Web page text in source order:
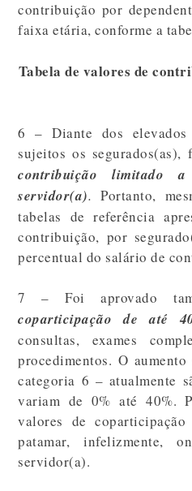
contribuição por
faixa etária, conforme a
Tabela de valores de
6 – Diante dos
sujeitos os
contribuição limitado
servidor(a). Portanto,
tabelas de referência
contribuição, por
percentual do salário de
7 – Foi aprovado
coparticipação de até
consultas, exames
procedimentos. O
categoria 6 – atualmente
variam de 0% até 40%.
valores de
patamar, infelizmente,
servidor(a).